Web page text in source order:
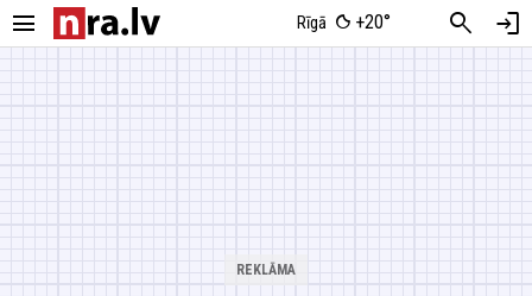
menu Rīgā +20° search login